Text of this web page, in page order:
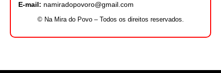
E-mail: namiradopovoro@gmail.com
© Na Mira do Povo – Todos os direitos reservados.